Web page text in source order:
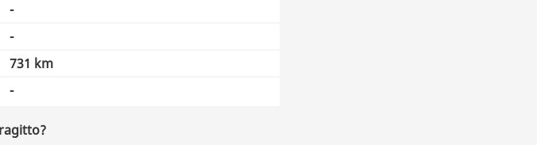
-
-
731 km
-